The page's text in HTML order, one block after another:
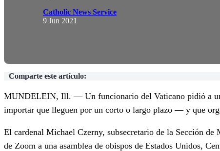
Catholic News Service
9 Jun 2021
Comparte este artículo:
MUNDELEIN, Ill. — Un funcionario del Vaticano pidió a un
importar que lleguen por un corto o largo plazo — y que
El cardenal Michael Czerny, subsecretario de la Sección
de Zoom a una asamblea de obispos de Estados Unidos,